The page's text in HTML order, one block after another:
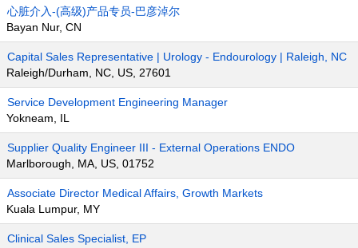
心脏介入-(高级)产品专员-巴彦淖尔
Bayan Nur, CN
Capital Sales Representative | Urology - Endourology | Raleigh, NC
Raleigh/Durham, NC, US, 27601
Service Development Engineering Manager
Yokneam, IL
Supplier Quality Engineer III - External Operations ENDO
Marlborough, MA, US, 01752
Associate Director Medical Affairs, Growth Markets
Kuala Lumpur, MY
Clinical Sales Specialist, EP